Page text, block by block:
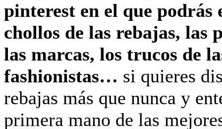
pinterest en el que podrás
chollos de las rebajas, las
las marcas, los trucos de
fashionistas… si quieres
rebajas más que nunca y
primera mano de las